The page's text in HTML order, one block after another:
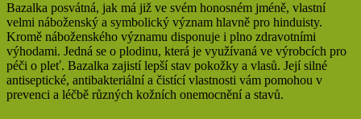
Bazalka posvátná, jak má již ve svém honosném jméně, vlastní
velmi náboženský a symbolický význam hlavně pro hinduisty.
Kromě náboženského významu disponuje i plno zdravotními
výhodami. Jedná se o plodinu, která je využívaná ve výrobcích pro
péči o pleť. Bazalka zajistí lepší stav pokožky a vlasů. Její silné
antiseptické, antibakteriální a čistící vlastnosti vám pomohou v
prevenci a léčbě různých kožních onemocnění a stavů.